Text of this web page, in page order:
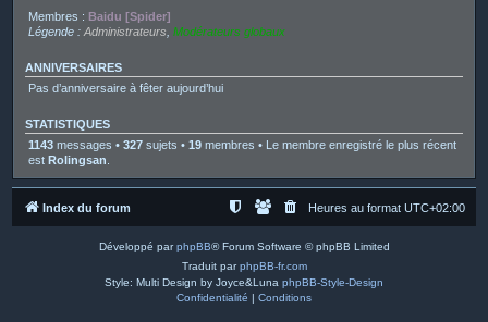
Membres : Baidu [Spider]
Légende : Administrateurs Modérateurs globaux
ANNIVERSAIRES
Pas d’anniversaire à fêter aujourd’hui
STATISTIQUES
1143 messages • 327 sujets • 19 membres • Le membre enregistré le plus récent
est Rolingsan
Index du forum Heures au format UTC+02:00
Développé parphpBB® Forum Software © phpBB Limited
Traduit parphpBB-fr.com
Style: Multi Design by Joyce&Luna phpBB-Style-Design
Confidentialité | Conditions